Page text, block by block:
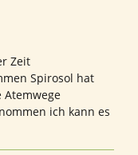
Zeit
Spirosol hat
ich kann es